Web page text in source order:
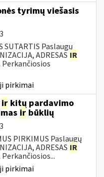
tyrimų viešasis
SUTARTIS Paslaugų
ADRESAS IR
Perkančiosios
pirkimai
ir kitų pardavimo
ir būklių
PIRKIMUS Paslaugų
ADRESAS IR
Perkančiosios...
pirkimai